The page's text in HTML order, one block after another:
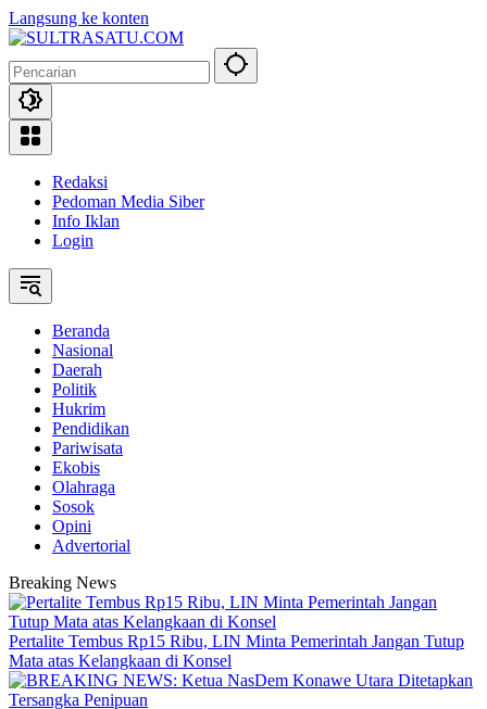
Langsung ke konten
Redaksi
Pedoman Media Siber
Info Iklan
Login
Beranda
Nasional
Daerah
Politik
Hukrim
Pendidikan
Pariwisata
Ekobis
Olahraga
Sosok
Opini
Advertorial
Breaking News
‎Pertalite Tembus Rp15 Ribu, LIN Minta Pemerintah Jangan Tutup
Mata atas Kelangkaan di Konsel